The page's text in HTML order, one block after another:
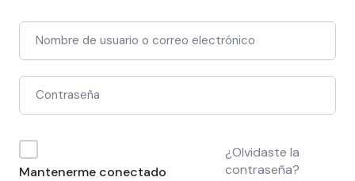
Mantenerme conectado
¿Olvidaste la
contraseña?